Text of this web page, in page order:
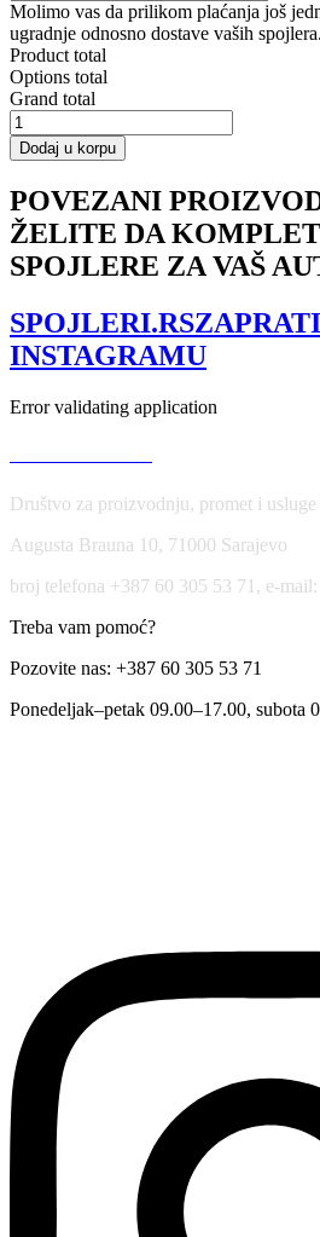
Molimo vas da prilikom plaćanja još
ugradnje odnosno dostave vaših spojlera.
Product total
Options total
Grand total
FRONT
SPLITTER
VW
V
GTI
količina
Dodaj u korpu
POVEZANI
ŽELITE DA
SPOJLERE ZA VAŠ
SPOJLERI.RS
INSTAGRAMU
Error validating application
Društvo za proizvodnju, promet i
Augusta Brauna 10, 71000 Sarajevo
broj telefona +387 60 305 53 71, e-
Treba vam pomoć?
Pozovite nas: +387 60 305 53 71
Ponedeljak–petak 09.00–17.00, subota